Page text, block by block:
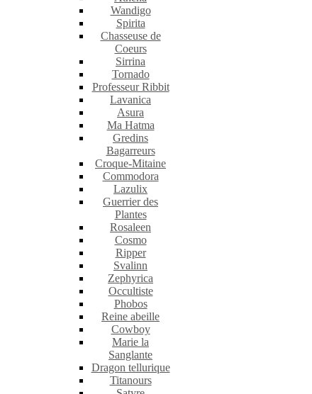
Wandigo
Spirita
Chasseuse de
Coeurs
Sirrina
Tornado
Professeur Ribbit
Lavanica
Asura
Ma Hatma
Gredins
Bagarreurs
Croque-Mitaine
Commodora
Lazulix
Guerrier des
Plantes
Rosaleen
Cosmo
Ripper
Svalinn
Zephyrica
Occultiste
Phobos
Reine abeille
Cowboy
Marie la
Sanglante
Dragon tellurique
Titanours